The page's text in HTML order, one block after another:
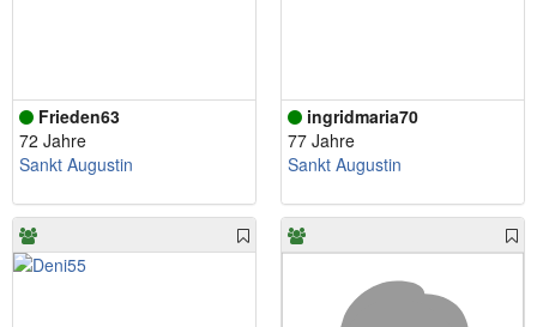
Frieden63
72 Jahre
Sankt Augustin
ingridmaria70
77 Jahre
Sankt Augustin